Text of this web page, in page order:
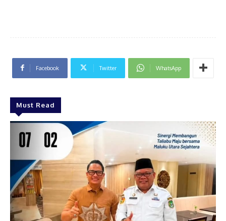
Facebook Twitter WhatsApp
Must Read